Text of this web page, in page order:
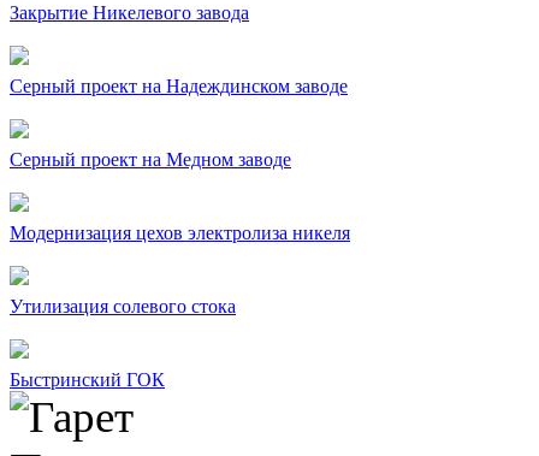
Закрытие Никелевого завода
Серный проект на Надеждинском заводе
Серный проект на Медном заводе
Модернизация цехов электролиза никеля
Утилизация солевого стока
Быстринский ГОК